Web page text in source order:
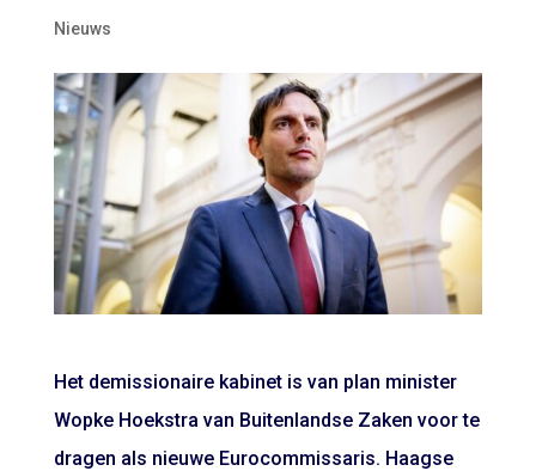
Nieuws
Het demissionaire kabinet is van plan minister
Wopke Hoekstra van Buitenlandse Zaken voor te
dragen als nieuwe Eurocommissaris. Haagse